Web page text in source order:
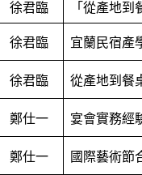
徐君臨
「從產地
徐君臨 宜蘭民宿產
徐君臨 從產地到餐
鄭仕一 宴會實務經
鄭仕一 國際藝術節